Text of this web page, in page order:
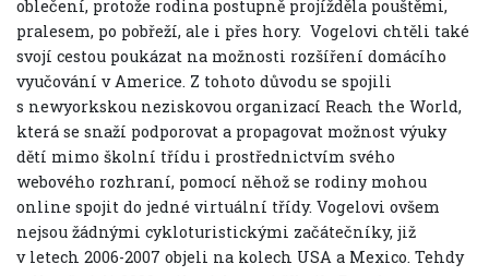
oblečení, protože rodina postupně projížděla pouštěmi,
pralesem, po pobřeží, ale i přes hory. Vogelovi chtěli také
svojí cestou poukázat na možnosti rozšíření domácího
vyučování v Americe. Z tohoto důvodu se spojili
s newyorkskou neziskovou organizací Reach the World,
která se snaží podporovat a propagovat možnost výuky
dětí mimo školní třídu i prostřednictvím svého
webového rozhraní, pomocí něhož se rodiny mohou
online spojit do jedné virtuální třídy. Vogelovi ovšem
nejsou žádnými cykloturistickými začátečníky, již
v letech 2006-2007 objeli na kolech USA a Mexico. Tehdy